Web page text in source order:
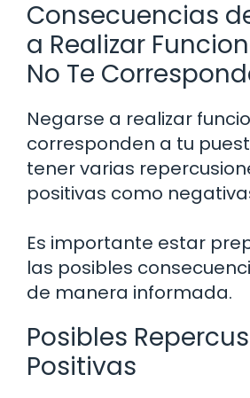
Consecuencias
a Realizar
No Te
Negarse a realizar
corresponden a tu
tener varias
positivas como
Es importante estar
las posibles
de manera informada.
Posibles
Positivas